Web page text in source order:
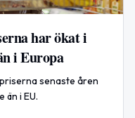
har ökat i
i Europa
senaste åren
i EU.